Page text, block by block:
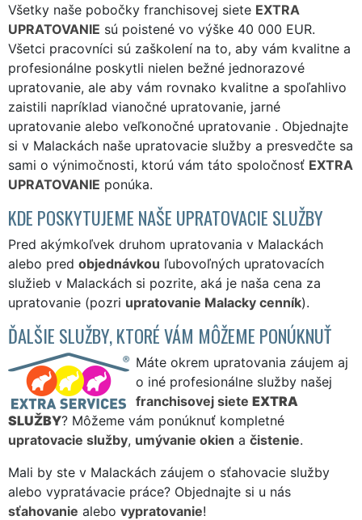
Všetky naše pobočky franchisovej siete EXTRA
UPRATOVANIE sú poistené vo výške 40 000 EUR.
Všetci pracovníci sú zaškolení na to, aby vám kvalitne a
profesionálne poskytli nielen bežné jednorazové
upratovanie, ale aby vám rovnako kvalitne a spoľahlivo
zaistili napríklad vianočné upratovanie, jarné
upratovanie alebo veľkonočné upratovanie . Objednajte
si v Malackách naše upratovacie služby a presvedčte sa
sami o výnimočnosti, ktorú vám táto spoločnosť EXTRA
UPRATOVANIE ponúka.
KDE POSKYTUJEME NAŠE UPRATOVACIE SLUŽBY
Pred akýmkoľvek druhom upratovania v Malackách
alebo pred objednávkou ľubovoľných upratovacích
služieb v Malackách si pozrite, aká je naša cena za
upratovanie (pozri upratovanie Malacky cenník).
ĎALŠIE SLUŽBY, KTORÉ VÁM MÔŽEME PONÚKNUŤ
Máte okrem upratovania záujem aj
o iné profesionálne služby našej
franchisovej siete EXTRA
SLUŽBY? Môžeme vám ponúknuť kompletné
upratovacie služby, umývanie okien a čistenie.
Mali by ste v Malackách záujem o sťahovacie služby
alebo vypratávacie práce? Objednajte si u nás
sťahovanie alebo vypratovanie!